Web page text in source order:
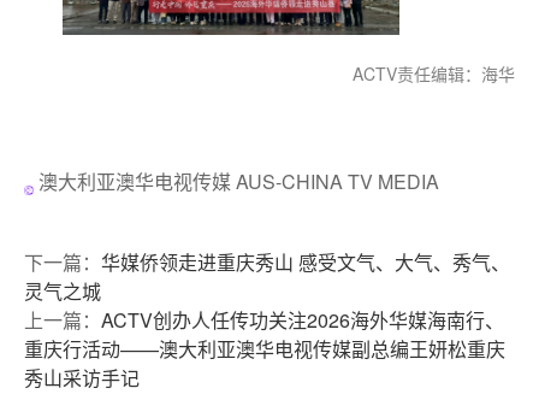
ACTV责任编辑：海华
澳大利亚澳华电视传媒 AUS-CHINA TV MEDIA
下一篇： 华媒侨领走进重庆秀山 感受文气、大气、秀气、
灵气之城
上一篇： ACTV创办人任传功关注2026海外华媒海南行、
重庆行活动——澳大利亚澳华电视传媒副总编王妍松重庆
秀山采访手记